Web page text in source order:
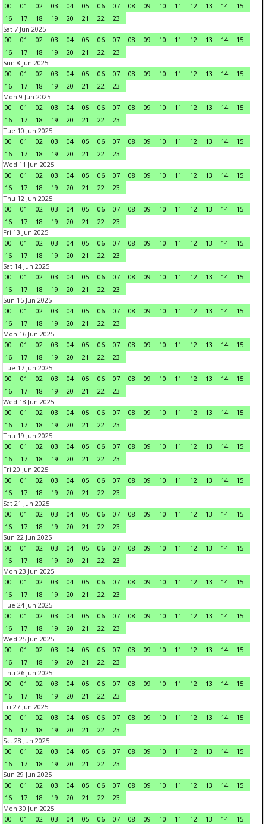
00
01 02 03 04 05 06 07 08 09 10 11 12 13 14
15
16
17 18 19 20 21 22
23
Sat 7 Jun 2025
00
01 02 03 04 05 06 07 08 09 10 11 12 13 14
15
16
17 18 19 20 21 22
23
Sun 8 Jun 2025
00
01 02 03 04 05 06 07 08 09 10 11 12 13 14
15
16
17 18 19 20 21 22
23
Mon 9 Jun 2025
00
01 02 03 04 05 06 07 08 09 10 11 12 13 14
15
16
17 18 19 20 21 22
23
Tue 10 Jun 2025
00
01 02 03 04 05 06 07 08 09 10 11 12 13 14
15
16
17 18 19 20 21 22
23
Wed 11 Jun 2025
00
01 02 03 04 05 06 07 08 09 10 11 12 13 14
15
16
17 18 19 20 21 22
23
Thu 12 Jun 2025
00
01 02 03 04 05 06 07 08 09 10 11 12 13 14
15
16
17 18 19 20 21 22
23
Fri 13 Jun 2025
00
01 02 03 04 05 06 07 08 09 10 11 12 13 14
15
16
17 18 19 20 21 22
23
Sat 14 Jun 2025
00
01 02 03 04 05 06 07 08 09 10 11 12 13 14
15
16
17 18 19 20 21 22
23
Sun 15 Jun 2025
00
01 02 03 04 05 06 07 08 09 10 11 12 13 14
15
16
17 18 19 20 21 22
23
Mon 16 Jun 2025
00
01 02 03 04 05 06 07 08 09 10 11 12 13 14
15
16
17 18 19 20 21 22
23
Tue 17 Jun 2025
00
01 02 03 04 05 06 07 08 09 10 11 12 13 14
15
16
17 18 19 20 21 22
23
Wed 18 Jun 2025
00
01 02 03 04 05 06 07 08 09 10 11 12 13 14
15
16
17 18 19 20 21 22
23
Thu 19 Jun 2025
00
01 02 03 04 05 06 07 08 09 10 11 12 13 14
15
16
17 18 19 20 21 22
23
Fri 20 Jun 2025
00
01 02 03 04 05 06 07 08 09 10 11 12 13 14
15
16
17 18 19 20 21 22
23
Sat 21 Jun 2025
00
01 02 03 04 05 06 07 08 09 10 11 12 13 14
15
16
17 18 19 20 21 22
23
Sun 22 Jun 2025
00
01 02 03 04 05 06 07 08 09 10 11 12 13 14
15
16
17 18 19 20 21 22
23
Mon 23 Jun 2025
00
01 02 03 04 05 06 07 08 09 10 11 12 13 14
15
16
17 18 19 20 21 22
23
Tue 24 Jun 2025
00
01 02 03 04 05 06 07 08 09 10 11 12 13 14
15
16
17 18 19 20 21 22
23
Wed 25 Jun 2025
00
01 02 03 04 05 06 07 08 09 10 11 12 13 14
15
16
17 18 19 20 21 22
23
Thu 26 Jun 2025
00
01 02 03 04 05 06 07 08 09 10 11 12 13 14
15
16
17 18 19 20 21 22
23
Fri 27 Jun 2025
00
01 02 03 04 05 06 07 08 09 10 11 12 13 14
15
16
17 18 19 20 21 22
23
Sat 28 Jun 2025
00
01 02 03 04 05 06 07 08 09 10 11 12 13 14
15
16
17 18 19 20 21 22
23
Sun 29 Jun 2025
00
01 02 03 04 05 06 07 08 09 10 11 12 13 14
15
16
17 18 19 20 21 22
23
Mon 30 Jun 2025
00
01 02 03 04 05 06 07 08 09 10 11 12 13 14 15